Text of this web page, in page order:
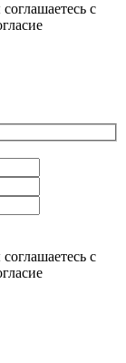
с
с